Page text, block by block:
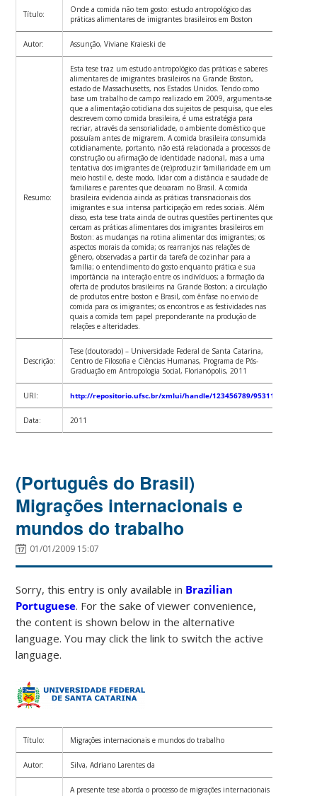
Título:
Onde a comida não tem gosto: estudo antropológico das
práticas alimentares de imigrantes brasileiros em Boston
Autor: Assunção, Viviane Kraieski de
Resumo:
Esta tese traz um estudo antropológico das práticas e saberes
alimentares de imigrantes brasileiros na Grande Boston,
estado de Massachusetts, nos Estados Unidos. Tendo como
base um trabalho de campo realizado em 2009, argumenta-se
que a alimentação cotidiana dos sujeitos de pesquisa, que eles
descrevem como comida brasileira, é uma estratégia para
recriar, através da sensorialidade, o ambiente doméstico que
possuíam antes de migrarem. A comida brasileira consumida
cotidianamente, portanto, não está relacionada a processos de
construção ou afirmação de identidade nacional, mas a uma
tentativa dos imigrantes de (re)produzir familiaridade em um
meio hostil e, deste modo, lidar com a distância e saudade de
familiares e parentes que deixaram no Brasil. A comida
brasileira evidencia ainda as práticas transnacionais dos
imigrantes e sua intensa participação em redes sociais. Além
disso, esta tese trata ainda de outras questões pertinentes que
cercam as práticas alimentares dos imigrantes brasileiros em
Boston: as mudanças na rotina alimentar dos imigrantes; os
aspectos morais da comida; os rearranjos nas relações de
gênero, observadas a partir da tarefa de cozinhar para a
família; o entendimento do gosto enquanto prática e sua
importância na interação entre os indivíduos; a formação da
oferta de produtos brasileiros na Grande Boston; a circulação
de produtos entre boston e Brasil, com ênfase no envio de
comida para os imigrantes; os encontros e as festividades nas
quais a comida tem papel preponderante na produção de
relações e alteridades.
Descrição:
Tese (doutorado) – Universidade Federal de Santa Catarina,
Centro de Filosofia e Ciências Humanas, Programa de Pós-
Graduação em Antropologia Social, Florianópolis, 2011
URI: http://repositorio.ufsc.br/xmlui/handle/123456789/95311
Data: 2011
(Português do Brasil)
Migrações internacionais e
mundos do trabalho
01/01/2009 15:07
Sorry, this entry is only available in Brazilian
Portuguese. For the sake of viewer convenience,
the content is shown below in the alternative
language. You may click the link to switch the active
language.
Título: Migrações internacionais e mundos do trabalho
Autor: Silva, Adriano Larentes da
A presente tese aborda o processo de migrações internacionais